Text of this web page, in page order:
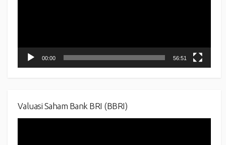
00:00 56:51
Valuasi Saham Bank BRI (BBRI)